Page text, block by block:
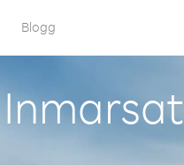
Blogg